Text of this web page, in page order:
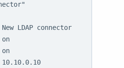
LDAP connector